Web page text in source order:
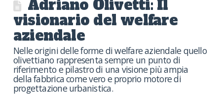
Adriano Olivetti: Il
visionario del welfare
aziendale
Nelle origini delle forme di welfare aziendale quello
olivettiano rappresenta sempre un punto di
riferimento e pilastro di una visione più ampia
della fabbrica come vero e proprio motore di
progettazione urbanistica.